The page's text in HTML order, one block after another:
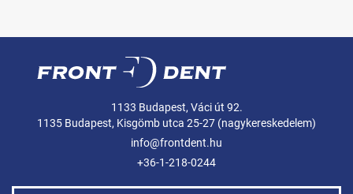
1133 Budapest, Váci út 92.
1135 Budapest, Kisgömb utca 25-27 (nagykereskedelem)
info@frontdent.hu
+36-1-218-0244